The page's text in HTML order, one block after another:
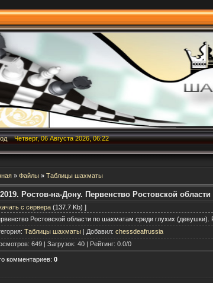
Четверг, 06 Августа 2026, 06:22
» Файлы» Таблицы шахматы
2019. Ростов-на-Дону. Первенство Ростовской
с сервера(137.7 Kb) ]
Ростовской области по шахматам среди глухих
: Таблицы шахматы| Добавил: chessdeafrussia
: 649| Загрузок: 40 | Рейтинг: 0.0/0
комментариев: 0